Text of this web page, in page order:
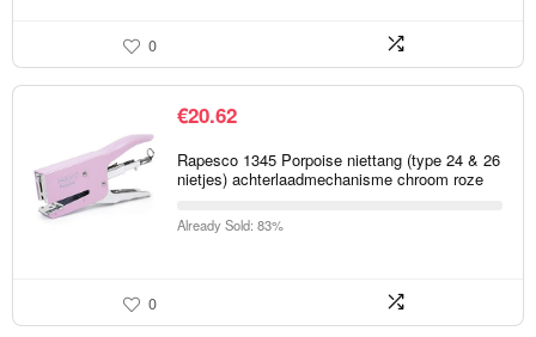
0
€20.62
Rapesco 1345 Porpoise niettang (type 24 & 26
nietjes) achterlaadmechanisme chroom roze
Already Sold: 83%
0